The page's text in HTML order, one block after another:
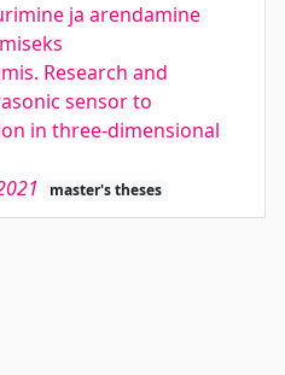
ja arendamine
Research and
sensor to
in three-dimensional
master's theses